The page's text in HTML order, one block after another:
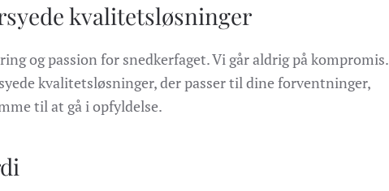
kvalitetsløsninger
og passion for snedkerfaget. Vi går aldrig på kompromis.
kvalitetsløsninger, der passer til dine forventninger,
til at gå i opfyldelse.